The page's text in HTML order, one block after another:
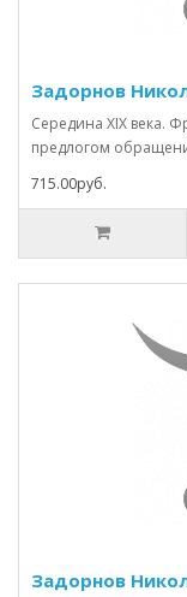
Задорнов
Середина XIX века.
предлогом
715.00руб.
Задорнов